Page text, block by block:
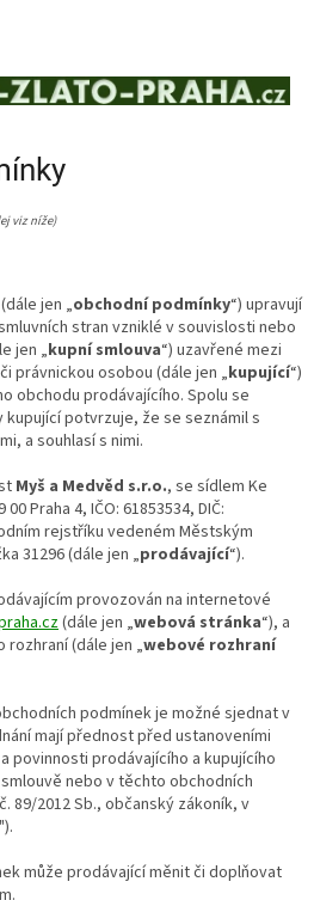
viz níže)
jen „obchodní podmínky“) upravují
stran vzniklé v souvislosti nebo
jen „kupní smlouva“) uzavřené mezi
právnickou osobou (dále jen „kupující“)
obchodu prodávajícího. Spolu se
kupující potvrzuje, že se seznámil s
a souhlasí s nimi.
Myš a Medvěd s.r.o., se sídlem Ke
Praha 4, IČO: 61853534, DIČ:
rejstříku vedeném Městským
31296 (dále jen „prodávající“).
provozován na internetové
(dále jen „webová stránka“), a
(dále jen „webové rozhraní
podmínek je možné sjednat v
mají přednost před ustanoveními
povinnosti prodávajícího a kupujícího
nebo v těchto obchodních
89/2012 Sb., občanský zákoník, v
").
může prodávající měnit či doplňovat